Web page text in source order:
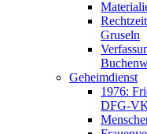
Gruseln
Geheimdienst
1976:
DFG-